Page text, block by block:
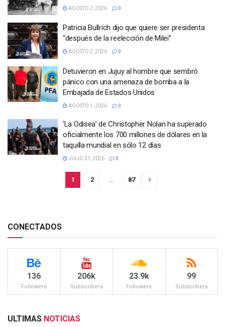
AGOSTO 2, 2026 0
Patricia Bullrich dijo que quiere ser presidenta
“después de la reelección de Milei”
AGOSTO 2, 2026 0
Detuvieron en Jujuy al hombre que sembró
pánico con una amenaza de bomba a la
Embajada de Estados Unidos
AGOSTO 1, 2026 0
‘La Odisea’ de Christopher Nolan ha superado
oficialmente los 700 millones de dólares en la
taquilla mundial en sólo 12 días
JULIO 31, 2026 0
1 2 87
CONECTADOS
136
Followers
206k
Subscribers
23.9k
Followers
99
Subscribers
ULTIMAS NOTICIAS